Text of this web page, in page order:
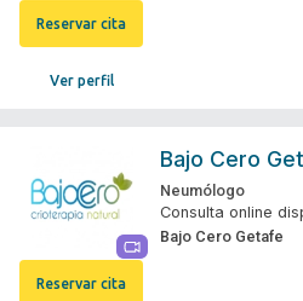
Ver perfil
Reservar cita
Reservar cita
Bajo Cero
Neumólogo
Consulta online
Bajo Cero Getafe